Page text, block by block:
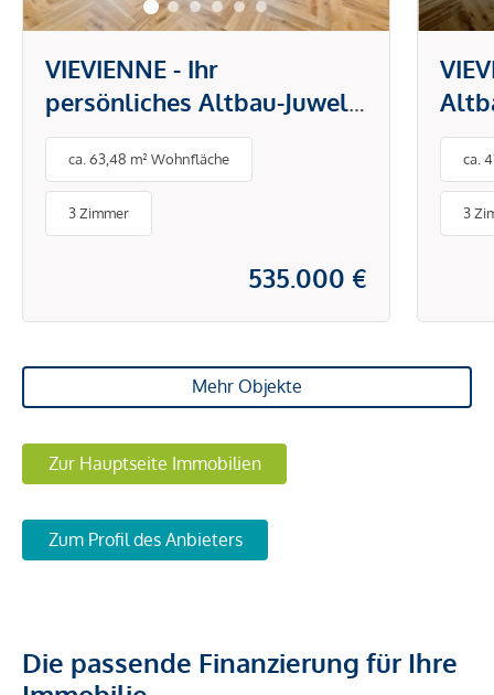
VIEVIENNE - Ihr
persönliches Altbau-Juwel:
3 Zimmer und eine Loggia
ca. 63,48 m² Wohnfläche
3 Zimmer
535.000 €
mit
ca.
3
Mehr Objekte
Zur Hauptseite Immobilien
Zum Profil des Anbieters
Die passende Finanzierung für Ihre